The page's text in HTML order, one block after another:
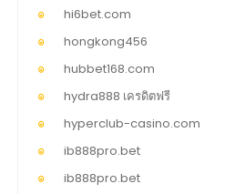
hi6bet.com
hongkong456
hubbet168.com
hydra888 เครดิตฟรี
hyperclub-casino.com
ib888pro.bet
ib888pro.bet